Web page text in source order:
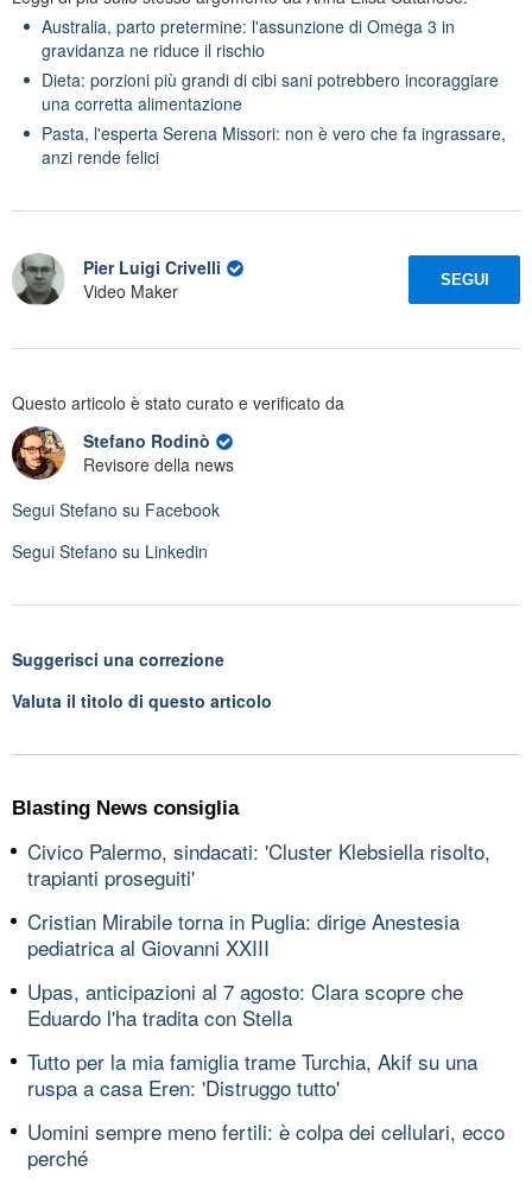
Australia, parto pretermine: l'assunzione di Omega 3 in
gravidanza ne riduce il rischio
Dieta: porzioni più grandi di cibi sani potrebbero incoraggiare
una corretta alimentazione
Pasta, l'esperta Serena Missori: non è vero che fa ingrassare,
anzi rende felici
Pier Luigi Crivelli
Video Maker
SEGUI
Questo articolo è stato curato e verificato da
Stefano Rodinò
Revisore della news
Segui Stefano su Facebook
Segui Stefano su Linkedin
Suggerisci una correzione
Valuta il titolo di questo articolo
Blasting News consiglia
Civico Palermo, sindacati: 'Cluster Klebsiella risolto,
trapianti proseguiti'
Cristian Mirabile torna in Puglia: dirige Anestesia
pediatrica al Giovanni XXIII
Upas, anticipazioni al 7 agosto: Clara scopre che
Eduardo l'ha tradita con Stella
Tutto per la mia famiglia trame Turchia, Akif su una
ruspa a casa Eren: 'Distruggo tutto'
Uomini sempre meno fertili: è colpa dei cellulari, ecco
perché